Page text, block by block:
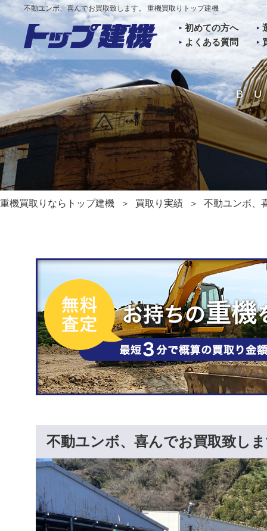
不動ユンボ、喜んでお買取致します。 重機買取りトップ建機
初めての方へ
よくある質問
重機買取りならトップ建機 買取り実績 不動ユンボ、
不動ユンボ、喜んでお買取致し